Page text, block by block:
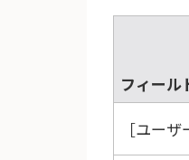
フィール
ユーザ